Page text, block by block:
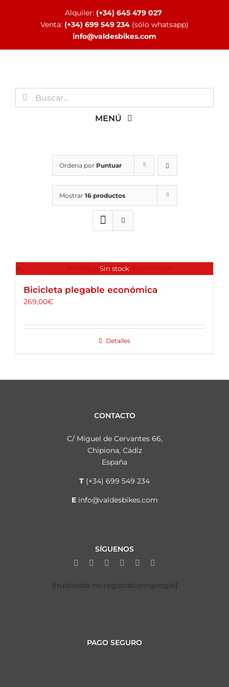
Alquiler: (+34) 645 479 027
Venta: (+34) 699 549 234 (sólo whatsapp)
info@valdesbikes.com
Buscar:
MENÚ
ALQUILER DE BICICLETAS
BLOG
Ordena por Puntuar
Mostrar 16 productos
Sin stock
Bicicleta plegable económica
269,00€
Detalles
CONTACTO
C/ Miguel de Cervantes 66,
Chipiona, Cádiz
España
T (+34) 699 549 234
E info@valdesbikes.com
SÍGUENOS
[trustindex no-registration=google]
PAGO SEGURO